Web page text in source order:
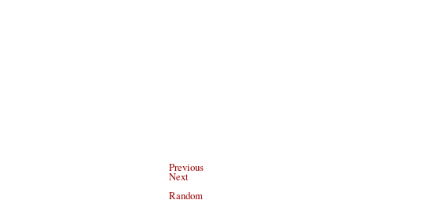
Previous
Next
Random